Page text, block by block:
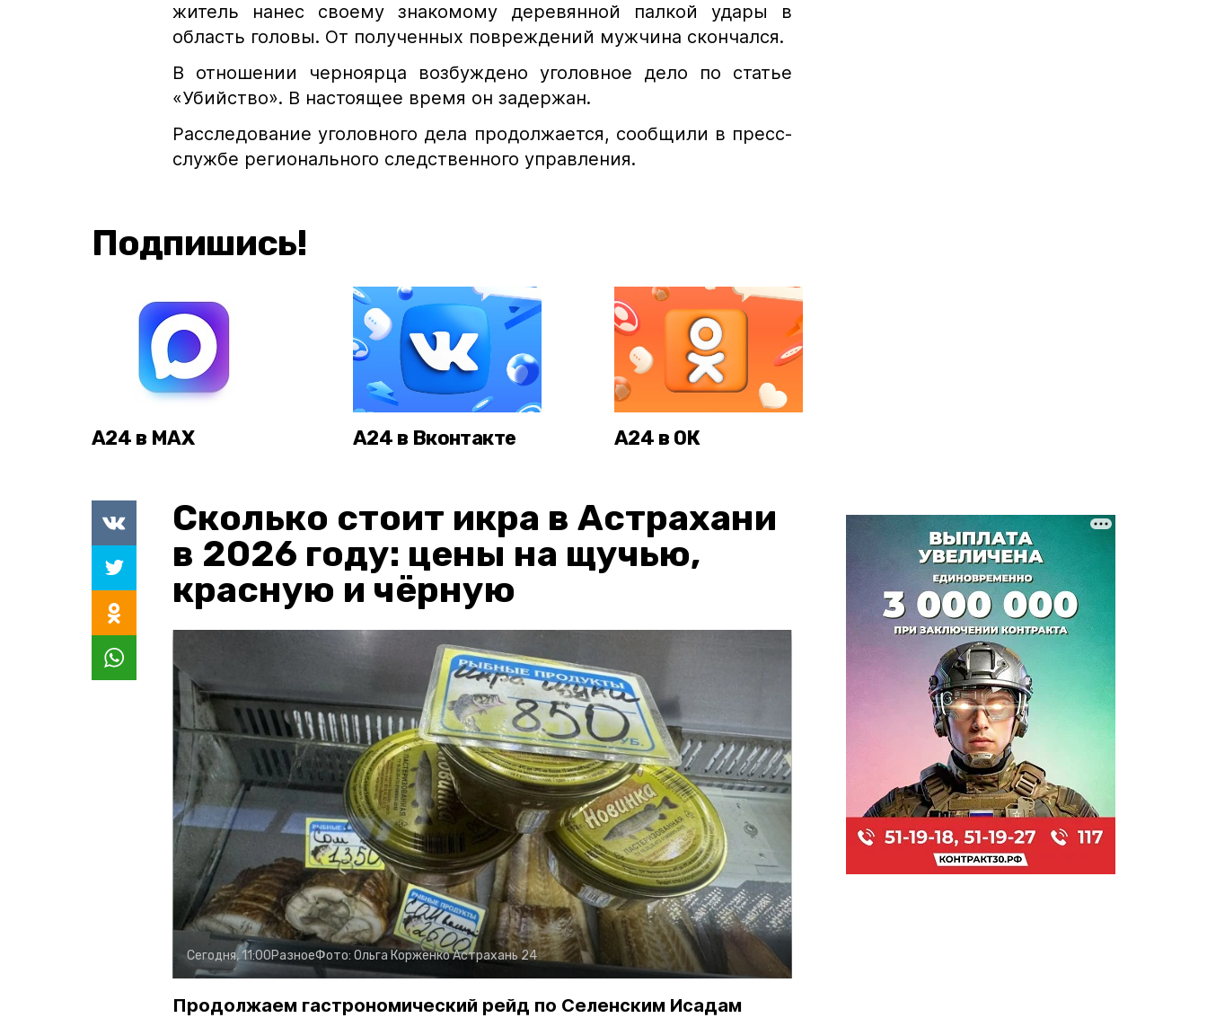
житель нанес своему знакомому деревянной палкой удары в
область головы. От полученных повреждений мужчина скончался.
В отношении черноярца возбуждено уголовное дело по статье
«Убийство». В настоящее время он задержан.
Расследование уголовного дела продолжается, сообщили в пресс-
службе регионального следственного управления.
Подпишись!
А24 в MAX А24 в Вконтакте А24 в ОК
Сколько стоит икра в Астрахани
в 2026 году: цены на щучью,
красную и чёрную
Сегодня, 11:00РазноеФото: Ольга КорженкоАстрахань 24
Продолжаем гастрономический рейд по Селенским Исадам